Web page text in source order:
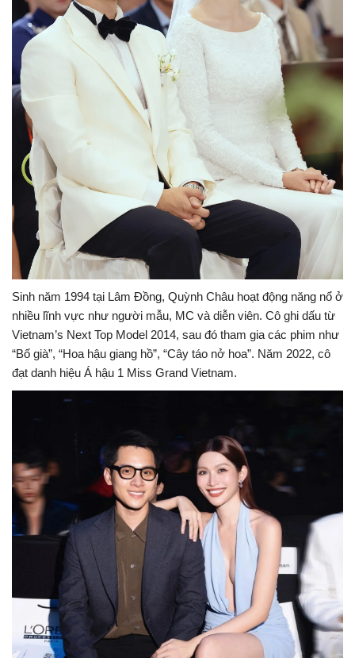
Sinh năm 1994 tại Lâm Đồng, Quỳnh Châu hoạt động năng nổ ở
nhiều lĩnh vực như người mẫu, MC và diễn viên. Cô ghi dấu từ
Vietnam’s Next Top Model 2014, sau đó tham gia các phim như
“Bố già”, “Hoa hậu giang hồ”, “Cây táo nở hoa”. Năm 2022, cô
đạt danh hiệu Á hậu 1 Miss Grand Vietnam.